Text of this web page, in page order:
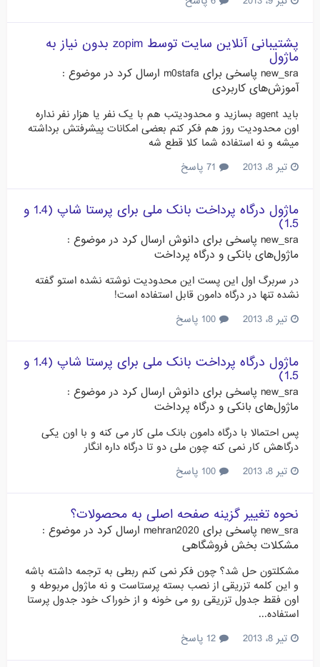
پشتیبانی آنلاین سایت توسط zopim بدون نیاز به
ماژول
new_sra پاسخی برای m0stafa ارسال کرد در موضوع :
آموزش‌های کاربردی
باید agent بسازید و محدودیتب هم با یک نفر یا هزار نفر نداره
اون محدودیت روز هم فکر کنم بعضی امکانات پیشرفتش برداشته
میشه و نه استفاده شما کلا قطع شه
تیر 8، 2013
ماژول درگاه پرداخت بانک ملی برای پرستا شاپ (1.4 و
1.5)
new_sra پاسخی برای دانوش ارسال کرد در موضوع :
ماژول‌های بانکی و درگاه پرداخت
در سربرگ اول این پست این محدودیت نوشته نشده استو گفته
نشده تنها در درگاه دامون قابل استفاده است!
تیر 8، 2013
ماژول درگاه پرداخت بانک ملی برای پرستا شاپ (1.4 و
1.5)
new_sra پاسخی برای دانوش ارسال کرد در موضوع :
ماژول‌های بانکی و درگاه پرداخت
پس احتمالا با درگاه دامون بانک ملی کار می کنه و با اون یکی
درگاهش کار نمی کنه چون ملی دو تا درگاه داره انگار
تیر 8، 2013
نحوه تغییر گزینه صفحه اصلی به محصولات؟
new_sra پاسخی برای mehran2020 ارسال کرد در موضوع :
مشکلات بخش فروشگاهی
مشکلتون حل شد؟ چون فکر نمی کنم ربطی به ترجمه داشته باشه
و این کلمه تزریقی از نصب بسته پرستاست و نه ماژول مربوطه و
اون فقط جدول تزریقی رو می خونه و از خوراک خود جدول پرستا
استفاده...
تیر 8، 2013